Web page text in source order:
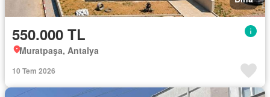
550.000 TL
Muratpaşa, Antalya
10 Tem 2026